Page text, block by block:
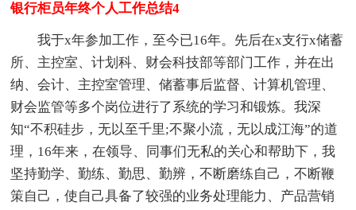
银行柜员年终个人工作总结4
我于x年参加工作，至今已16年。先后在x支行x储蓄
所、主控室、计划科、财会科技部等部门工作，并在出
纳、会计、主控室管理、储蓄事后监督、计算机管理、
财会监管等多个岗位进行了系统的学习和锻炼。我深
知“不积硅步，无以至千里;不聚小流，无以成江海”的道
理，16年来，在领导、同事们无私的关心和帮助下，我
坚持勤学、勤练、勤思、勤辨，不断磨练自己，不断鞭
策自己，使自己具备了较强的业务处理能力、产品营销